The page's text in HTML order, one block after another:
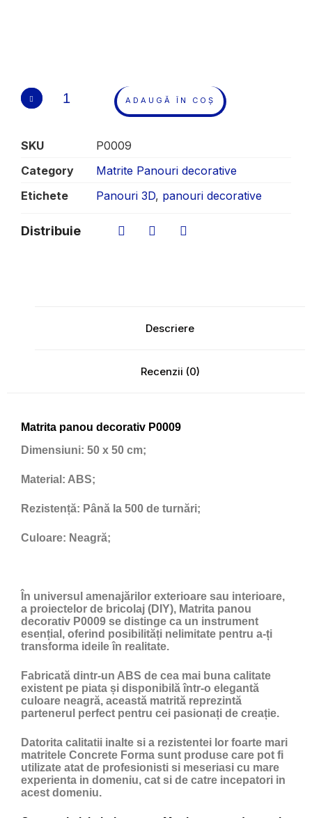
ADAUGĂ ÎN COȘ
SKU
P0009
Category
Matrite Panouri decorative
Etichete
Panouri 3D, panouri decorative
Distribuie
Descriere
Recenzii (0)
Matrita panou decorativ P0009
Dimensiuni: 50 x 50 cm;
Material: ABS;
Rezistență: Până la 500 de turnări;
Culoare: Neagră;
În universul amenajărilor exterioare sau interioare,
a proiectelor de bricolaj (DIY), Matrita panou
decorativ P0009 se distinge ca un instrument
esențial, oferind posibilități nelimitate pentru a-ți
transforma ideile în realitate.
Fabricată dintr-un ABS de cea mai buna calitate
existent pe piata și disponibilă într-o elegantă
culoare neagră, această matrită reprezintă
partenerul perfect pentru cei pasionați de creație.
Datorita calitatii inalte si a rezistentei lor foarte mari
matritele Concrete Forma sunt produse care pot fi
utilizate atat de profesionisti si meseriasi cu mare
experienta in domeniu, cat si de catre incepatori in
acest domeniu.